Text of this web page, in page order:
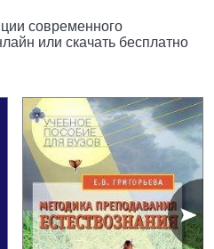
современного
или скачать бесплатно